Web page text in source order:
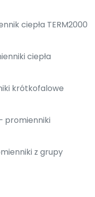
ciepła TERM2000
ciepła
krótkofalowe
promienniki
z grupy